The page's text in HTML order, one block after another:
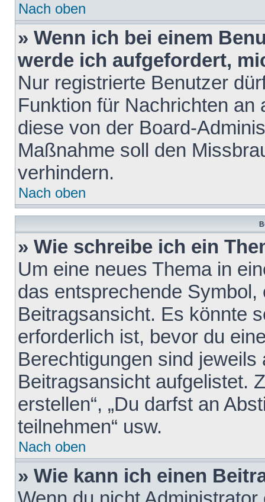
Nach oben
» Wenn ich bei einem
werde ich aufgefordert,
Nur registrierte Benutzer
Funktion für Nachrichten
diese von der Board-
Maßnahme soll den
verhindern.
Nach oben
» Wie schreibe ich ein
Um eine neues Thema in
das entsprechende
Beitragsansicht. Es könnte
erforderlich ist, bevor du
Berechtigungen sind
Beitragsansicht aufgelistet.
erstellen“, „Du darfst an
teilnehmen“ usw.
Nach oben
» Wie kann ich einen